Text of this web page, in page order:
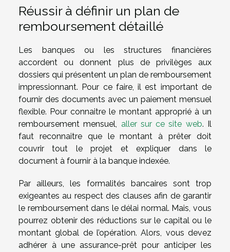
Réussir à définir un plan de
remboursement détaillé
Les banques ou les structures financières
accordent ou donnent plus de privilèges aux
dossiers qui présentent un plan de remboursement
impressionnant. Pour ce faire, il est important de
fournir des documents avec un paiement mensuel
flexible. Pour connaitre le montant approprié à un
remboursement mensuel, aller sur ce site web. Il
faut reconnaitre que le montant à prêter doit
couvrir tout le projet et expliquer dans le
document à fournir à la banque indexée.
Par ailleurs, les formalités bancaires sont trop
exigeantes au respect des clauses afin de garantir
le remboursement dans le délai normal. Mais, vous
pourrez obtenir des réductions sur le capital ou le
montant global de l’opération. Alors, vous devez
adhérer à une assurance-prêt pour anticiper les